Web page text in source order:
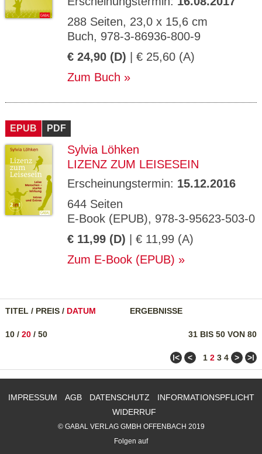
288 Seiten, 23,0 x 15,6 cm
Buch, 978-3-86936-800-9
€ 24,90 (D) | € 25,60 (A)
Zum Buch
EPUB PDF
Sylvia Löhken
LIZENZ ZUM LEISESEIN
Erscheinungstermin: 15.12.2016
644 Seiten
E-Book (EPUB), 978-3-95623-503-0
€ 11,99 (D) | € 11,99 (A)
Zum E-Book (EPUB)
TITEL / PREIS / DATUM ERGEBNISSE
31 BIS 50 VON 80
10 / 20 / 50
ǀ< < 1 2 3 4 > >ǀ
IMPRESSUM AGB DATENSCHUTZ
INFORMATIONSPFLICHT
WIDERRUF
© GABAL VERLAG GMBH OFFENBACH 2019
Folgen auf